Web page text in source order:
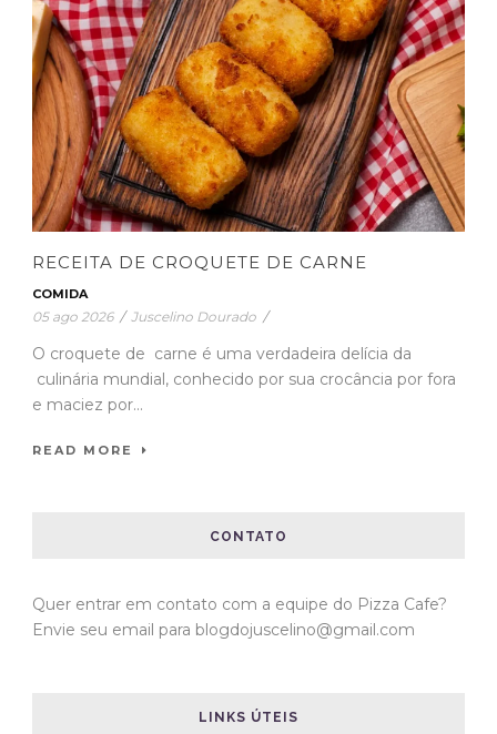
RECEITA DE CROQUETE DE CARNE
COMIDA
05 ago 2026 / Juscelino Dourado /
O croquete de carne é uma verdadeira delícia da
culinária mundial, conhecido por sua crocância por fora
e maciez por...
READ MORE
CONTATO
Quer entrar em contato com a equipe do Pizza Cafe?
Envie seu email para blogdojuscelino@gmail.com
LINKS ÚTEIS